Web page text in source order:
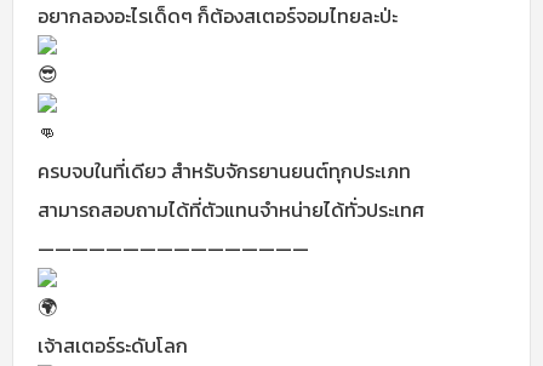
อยากลองอะไรเด็ดๆ ก็ต้องสเตอร์จอมไทยละป่ะ
ครบจบในที่เดียว สำหรับจักรยานยนต์ทุกประเภท
สามารถสอบถามได้ที่ตัวแทนจำหน่ายได้ทั่วประเทศ
————————————————
เจ้าสเตอร์ระดับโลก